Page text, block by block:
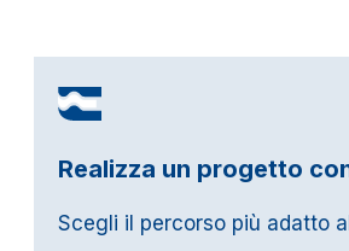
Realizza un progetto
Scegli il percorso più adatto